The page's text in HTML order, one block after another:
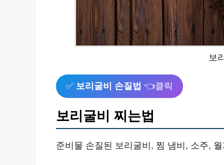
보
✅ 보리굴비 손질법 👈클릭
보리굴비 찌는법
준비물 손질된 보리굴비, 찜 냄비, 소주,